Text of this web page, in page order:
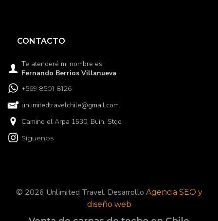
CONTACTO
Te atenderé mi nombre es:
Fernando Berrios Villanueva
+569 8501 8126
unlimitedtravelchile@gmail.com
Camino el Arpa 1530, Buin, Stgo
Síguenos
© 2026 Unlimited Travel. Desarrollo Agencia SEO y
diseño web